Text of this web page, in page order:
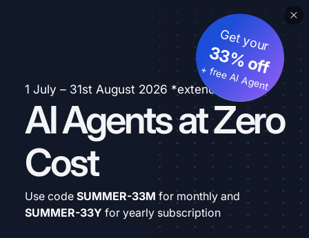
1 July – 31st August 2026 *extended
AI Agents at Zero
Cost
Get your
33% off
+ free AI Agent
Use code SUMMER-33M for monthly and
SUMMER-33Y for yearly subscription